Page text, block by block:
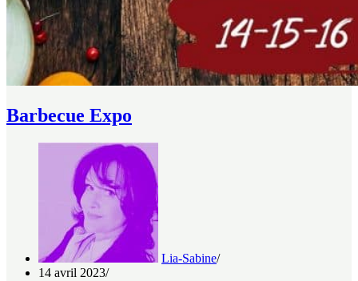
Barbecue Expo
Lia-Sabine
14 avril 2023